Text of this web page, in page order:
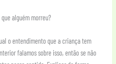
alguém morreu?
o entendimento que a criança tem
falamos sobre isso, então se não